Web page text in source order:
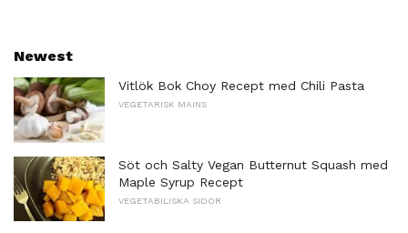
Newest
Vitlök Bok Choy Recept med Chili Pasta
VEGETARISK MAINS
Söt och Salty Vegan Butternut Squash med
Maple Syrup Recept
VEGETABILISKA SIDOR